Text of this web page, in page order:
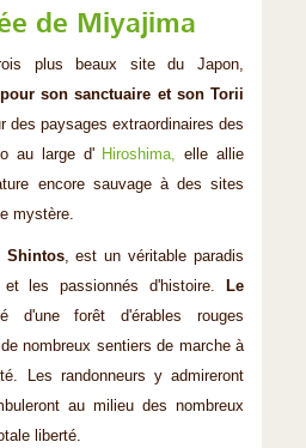
de Miyajima
plus beaux site du Japon,
son sanctuaire et son Torii
des paysages extraordinaires des
au large d' Hiroshima,
elle allie
encore sauvage à des sites
mystère.
Shintos, est un véritable paradis
les passionnés d'histoire.
Le
d'une forêt d'érables rouges
nombreux sentiers de marche à
Les randonneurs y admireront
au milieu des nombreux
liberté.